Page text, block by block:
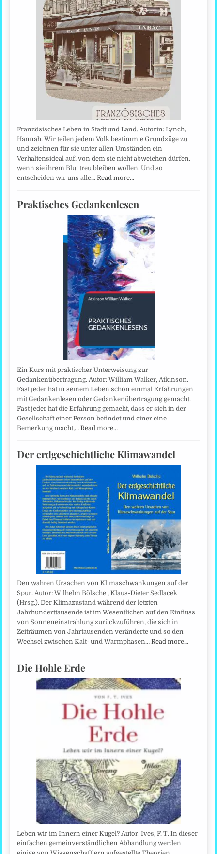
Französisches Leben in Stadt und Land. Autorin: Lynch,
Hannah. Wir teilen jedem Volk bestimmte Grundzüge zu
und zeichnen für sie unter allen Umständen ein
Verhaltensideal auf, von dem sie nicht abweichen dürfen,
wenn sie ihrem Blut treu bleiben wollen. Und so
entscheiden wir uns alle…Read more…
Praktisches Gedankenlesen
Ein Kurs mit praktischer Unterweisung zur
Gedankenübertragung. Autor: William Walker, Atkinson.
Fast jeder hat in seinem Leben schon einmal Erfahrungen
mit Gedankenlesen oder Gedankenübertragung gemacht.
Fast jeder hat die Erfahrung gemacht, dass er sich in der
Gesellschaft einer Person befindet und einer eine
Bemerkung macht,…Read more…
Der erdgeschichtliche Klimawandel
Den wahren Ursachen von Klimaschwankungen auf der
Spur. Autor: Wilhelm Bölsche , Klaus-Dieter Sedlacek
(Hrsg.). Der Klimazustand während der letzten
Jahrhunderttausende ist im Wesentlichen auf den Einfluss
von Sonneneinstrahlung zurückzuführen, die sich in
Zeiträumen von Jahrtausenden veränderte und so den
Wechsel zwischen Kalt- und Warmphasen…Read more…
Die Hohle Erde
Leben wir im Innern einer Kugel? Autor: Ives, F. T. In dieser
einfachen gemeinverständlichen Abhandlung werden